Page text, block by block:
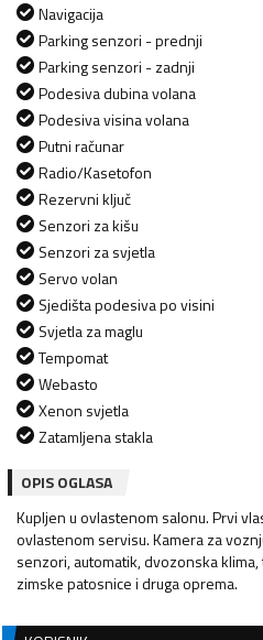
Navigacija
Parking senzori - prednji
Parking senzori - zadnji
Podesiva dubina volana
Podesiva visina volana
Putni računar
Radio/Kasetofon
Rezervni ključ
Senzori za kišu
Senzori za svjetla
Servo volan
Sjedišta podesiva po visini
Svjetla za maglu
Tempomat
Webasto
Xenon svjetla
Zatamljena stakla
OPIS OGLASA
Kupljen u ovlastenom salonu. Prvi
ovlastenom servisu. Kamera za
senzori, automatik, dvozonska
zimske patosnice i druga oprema.